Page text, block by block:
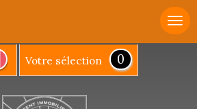
votre sélection 0